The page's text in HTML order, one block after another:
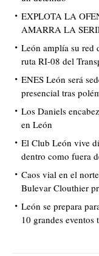
EXPLOTA LA
AMARRA LA
León amplía su red
ruta RI-08 del
ENES León será
presencial tras
Los Daniels
en León
El Club León vive
dentro como fuera
Caos vial en el
Bulevar Clouthier
León se prepara
10 grandes eventos